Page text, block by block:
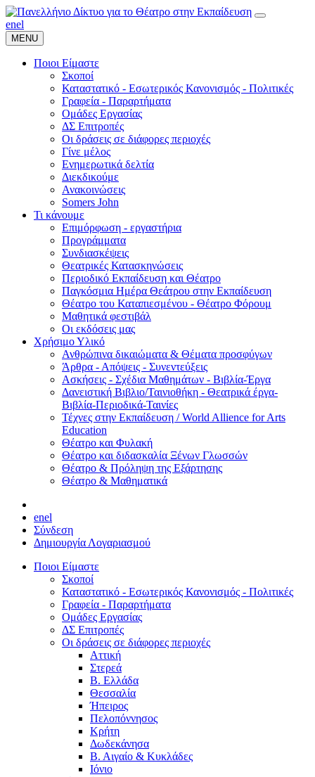
enel
MENU
Ποιοι Είμαστε
Σκοποί
Καταστατικό - Εσωτερικός Κανονισμός - Πολιτικές
Γραφεία - Παραρτήματα
Ομάδες Εργασίας
ΔΣ Επιτροπές
Οι δράσεις σε διάφορες περιοχές
Γίνε μέλος
Ενημερωτικά δελτία
Διεκδικούμε
Ανακοινώσεις
Somers John
Τι κάνουμε
Επιμόρφωση - εργαστήρια
Προγράμματα
Συνδιασκέψεις
Θεατρικές Κατασκηνώσεις
Περιοδικό Εκπαίδευση και Θέατρο
Παγκόσμια Ημέρα Θεάτρου στην Εκπαίδευση
Θέατρο του Καταπιεσμένου - Θέατρο Φόρουμ
Μαθητικά φεστιβάλ
Οι εκδόσεις μας
Χρήσιμο Υλικό
Ανθρώπινα δικαιώματα & Θέματα προσφύγων
Άρθρα - Απόψεις - Συνεντεύξεις
Ασκήσεις - Σχέδια Μαθημάτων - Βιβλία-Έργα
Δανειστική Βιβλιο/Ταινιοθήκη - Θεατρικά έργα-
Βιβλία-Περιοδικά-Ταινίες
Τέχνες στην Εκπαίδευση / World Allience for Arts
Education
Θέατρο και Φυλακή
Θέατρο και διδασκαλία Ξένων Γλωσσών
Θέατρο & Πρόληψη της Εξάρτησης
Θέατρο & Μαθηματικά
enel
Σύνδεση
Δημιουργία Λογαριασμού
Ποιοι Είμαστε
Σκοποί
Καταστατικό - Εσωτερικός Κανονισμός - Πολιτικές
Γραφεία - Παραρτήματα
Ομάδες Εργασίας
ΔΣ Επιτροπές
Οι δράσεις σε διάφορες περιοχές
Αττική
Στερεά
Β. Ελλάδα
Θεσσαλία
Ήπειρος
Πελοπόννησος
Κρήτη
Δωδεκάνησα
Β. Αιγαίο & Κυκλάδες
Ιόνιο